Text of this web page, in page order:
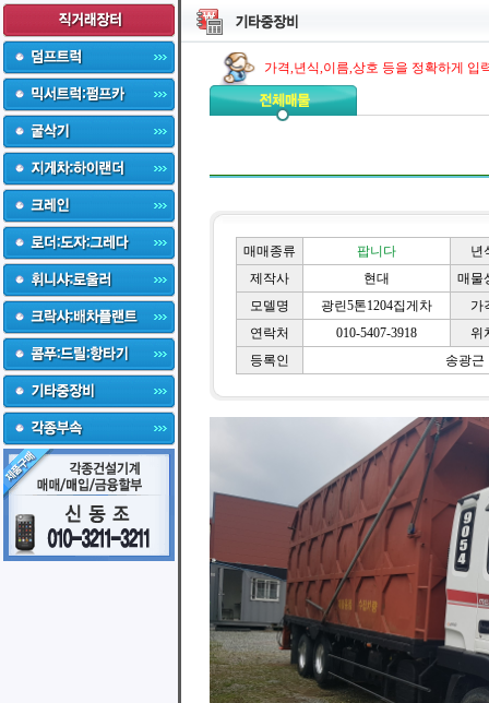
가격,년식,이름,상호 등을 정확하게 입
매매종류 팝니다
년
제작사
현대
매물
모델명
광린5톤1204집게차
가
연락처
010-5407-3918
위
등록인
송광근